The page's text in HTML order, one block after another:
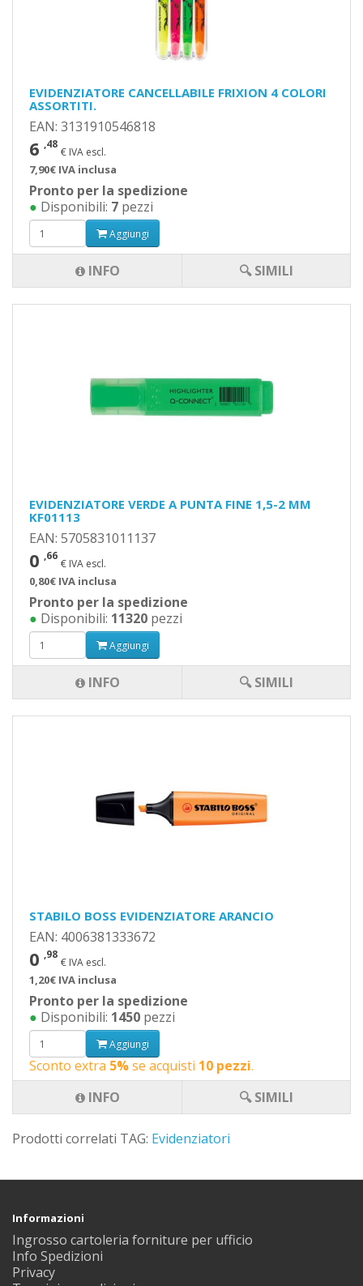
STABILO BOSS EVIDENZIATORE ARANCIO
EAN: 4006381333672
0 ,98
€ IVA escl.
1,20€ IVA inclusa
Pronto per la spedizione
● Disponibili: 1450 pezzi
Aggiungi
Sconto extra 5%se acquisti 10 pezzi.
INFO
🔍 SIMILI
EVIDENZIATORE CANCELLABILE FRIXION 4 COLORI
ASSORTITI.
EAN: 3131910546818
6 ,48
€ IVA escl.
7,90€ IVA inclusa
Pronto per la spedizione
● Disponibili: 7 pezzi
Aggiungi
INFO 🔍 SIMILI
EVIDENZIATORE VERDE A PUNTA FINE 1,5-2 MM
KF01113
EAN: 5705831011137
0 ,66
€ IVA escl.
0,80€ IVA inclusa
Pronto per la spedizione
● Disponibili: 11320 pezzi
Aggiungi
INFO 🔍 SIMILI
Prodotti correlati TAG: Evidenziatori
Informazioni
Ingrosso cartoleria forniture per ufficio
Info Spedizioni
Privacy